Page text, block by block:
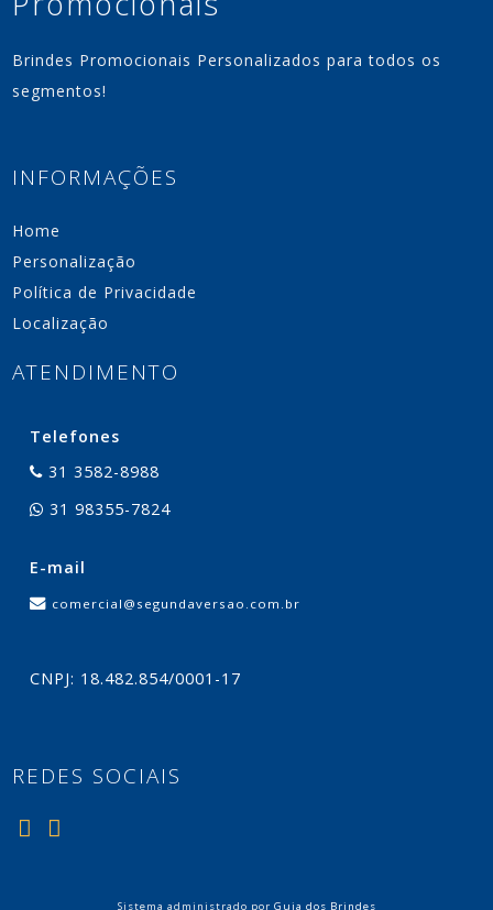
Brindes Promocionais Personalizados para todos os
segmentos!
INFORMAÇÕES
Home
Personalização
Política de Privacidade
Localização
ATENDIMENTO
Telefones
31 3582-8988
31 98355-7824
E-mail
comercial@segundaversao.com.br
CNPJ: 18.482.854/0001-17
REDES SOCIAIS
Sistema administrado por Guia dos Brindes